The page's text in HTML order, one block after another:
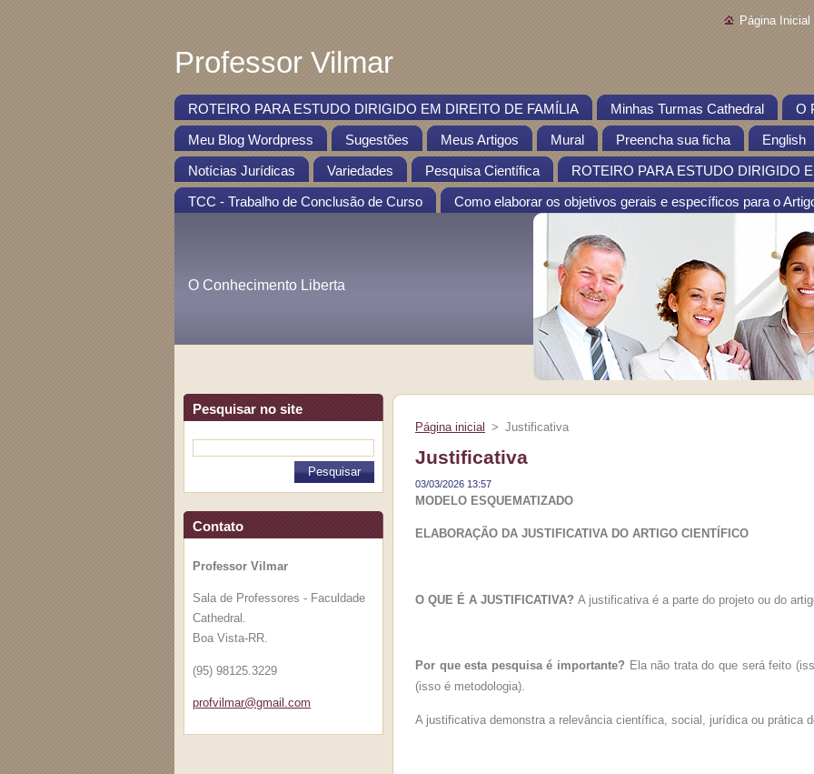
Página Inicial
Professor Vilmar
ROTEIRO PARA ESTUDO DIRIGIDO EM DIREITO DE FAMÍLIA Minhas Turmas Cathedral O
Meu Blog Wordpress Sugestões Meus Artigos Mural Preencha sua ficha English
Notícias Jurídicas Variedades Pesquisa Científica ROTEIRO PARA ESTUDO DIRIGIDO
TCC - Trabalho de Conclusão de Curso Como elaborar os objetivos gerais e específicos para o
O Conhecimento Liberta
Pesquisar no site
Contato
Professor Vilmar
Sala de Professores - Faculdade
Cathedral.
Boa Vista-RR.
(95) 98125.3229
profvilmar@gmail .com
Página inicial > Justificativa
Justificativa
03/03/2026 13:57
MODELO ESQUEMATIZADO
ELABORAÇÃO DA JUSTIFICATIVA DO ARTIGO CIENTÍFICO
O QUE É A JUSTIFICATIVA? A justificativa é a parte do projeto ou do
Por que esta pesquisa é importante? Ela não trata do que será feito
(isso é metodologia).
A justificativa demonstra a relevância científica, social, jurídica ou prática